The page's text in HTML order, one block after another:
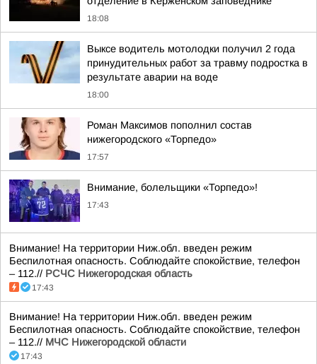
18:08
Выксе водитель мотолодки получил 2 года
принудительных работ за травму подростка в
результате аварии на воде
18:00
Роман Максимов пополнил состав
нижегородского «Торпедо»
17:57
Внимание, болельщики «Торпедо»!
17:43
Внимание! На территории Ниж.обл. введен режим
Беспилотная опасность. Соблюдайте спокойствие, телефон
– 112.// РСЧС Нижегородская область
17:43
Внимание! На территории Ниж.обл. введен режим
Беспилотная опасность. Соблюдайте спокойствие, телефон
– 112.// МЧС Нижегородской области
17:43